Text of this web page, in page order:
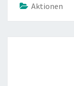
Aktionen